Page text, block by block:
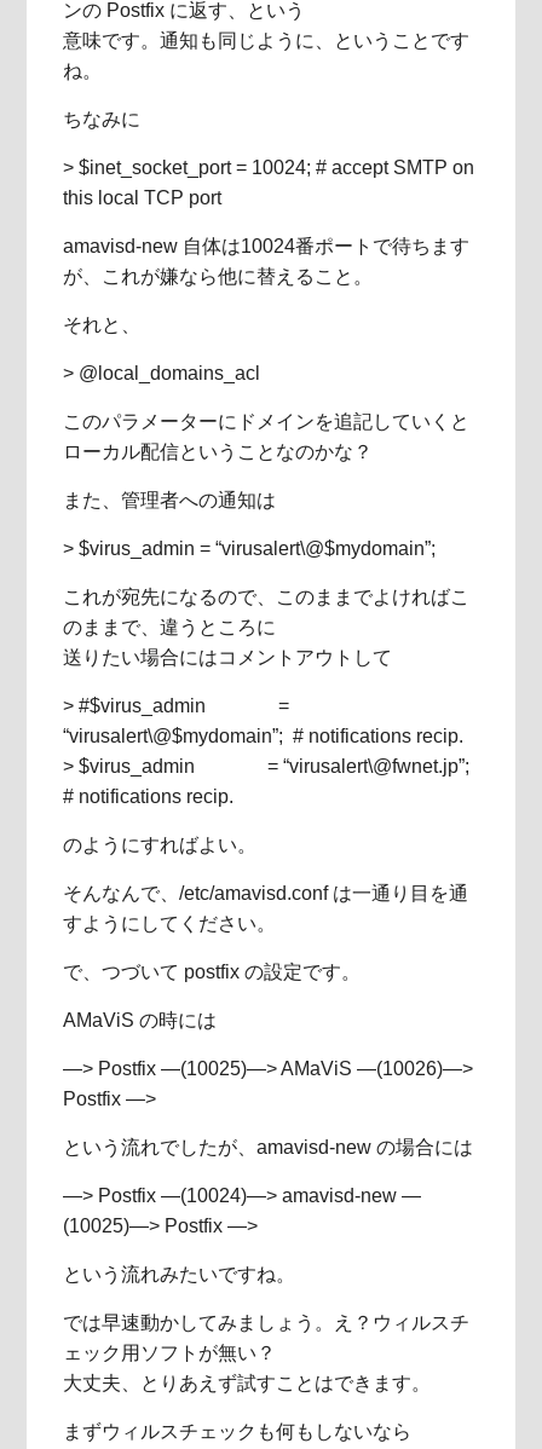
ンの Postfix に返す、という
意味です。通知も同じように、ということです
ね。
ちなみに
> $inet_socket_port = 10024; # accept SMTP on
this local TCP port
amavisd-new 自体は10024番ポートで待ちます
が、これが嫌なら他に替えること。
それと、
> @local_domains_acl
このパラメーターにドメインを追記していくと
ローカル配信ということなのかな？
また、管理者への通知は
> $virus_admin = “virusalert\@$mydomain”;
これが宛先になるので、このままでよければこ
のままで、違うところに
送りたい場合にはコメントアウトして
> #$virus_admin =
“virusalert\@$mydomain”; # notifications recip.
> $virus_admin = “virusalert\@fwnet.jp”;
# notifications recip.
のようにすればよい。
そんなんで、/etc/amavisd.conf は一通り目を通
すようにしてください。
で、つづいて postfix の設定です。
AMaViS の時には
—> Postfix —(10025)—> AMaViS —(10026)—>
Postfix —>
という流れでしたが、amavisd-new の場合には
—> Postfix —(10024)—> amavisd-new —
(10025)—> Postfix —>
という流れみたいですね。
では早速動かしてみましょう。え？ウィルスチ
ェック用ソフトが無い？
大丈夫、とりあえず試すことはできます。
まずウィルスチェックも何もしないなら